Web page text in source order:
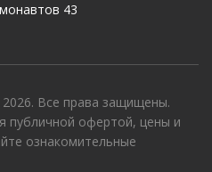
43
Все права защищены.
публичной офертой, цены и
ознакомительные